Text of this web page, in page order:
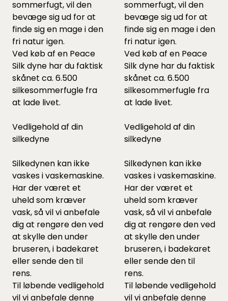
sommerfugt, vil den
bevæge sig ud for at
finde sig en mage i den
fri natur igen.
Ved køb af en Peace
Silk dyne har du faktisk
skånet ca. 6.500
silkesommerfugle fra
at lade livet.
Vedligehold af din
silkedyne
Silkedynen kan ikke
vaskes i vaskemaskine.
Har der været et
uheld som kræver
vask, så vil vi anbefale
dig at rengøre den ved
at skylle den under
bruseren, i badekaret
eller sende den til
rens.
Til løbende vedligehold
vil vi anbefaledenne
sommerfugt, vil den
bevæge sig ud for at
finde sig en mage i den
fri natur igen.
Ved køb af en Peace
Silk dyne har du faktisk
skånet ca. 6.500
silkesommerfugle fra
at lade livet.
Vedligehold af din
silkedyne
Silkedynen kan ikke
vaskes i vaskemaskine.
Har der været et
uheld som kræver
vask, så vil vi anbefale
dig at rengøre den ved
at skylle den under
bruseren, i badekaret
eller sende den til
rens.
Til løbende vedligehold
vil vi anbefaledenne